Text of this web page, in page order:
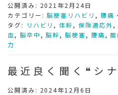
公開済み: 2021年2月24日
カテゴリー:脳梗塞リハビリ , 腰痛
タグ:
リハビリ ,体幹, 保険適応外,
血 , 脳卒中 ,脳幹,脳梗塞, 腰痛,
力
最近良く聞く❝シ
公開済み: 2024年12月6日